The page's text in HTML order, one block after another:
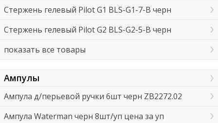
Стержень гелевый Pilot G1 BLS-G1-7-B черн
Стержень гелевый Pilot G2 BLS-G2-5-B черн
показать все товары
Ампулы
Ампула д/перьевой ручки 6шт черн ZB2272.02
Ампула Waterman черн 8шт/уп цена за уп